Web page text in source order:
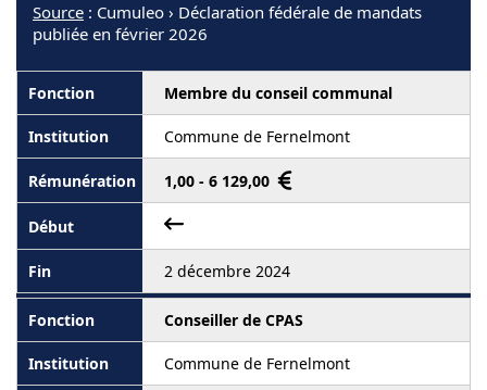
Source : Cumuleo › Déclaration fédérale de mandats
publiée en février 2026
Membre du conseil communal
Commune de Fernelmont
1,00 - 6 129,00
2 décembre 2024
Conseiller de CPAS
Commune de Fernelmont